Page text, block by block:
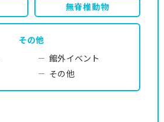
無脊椎動物
その他
館外イベント
その他